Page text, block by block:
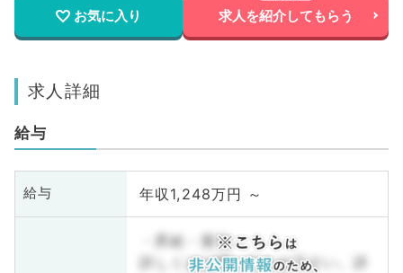
お気に入り 求人を紹介してもらう
求人詳細
給与
給与 年収1,248万円 ～
・昇給・賞与
詳しくはお問い合わせ下さい。詳